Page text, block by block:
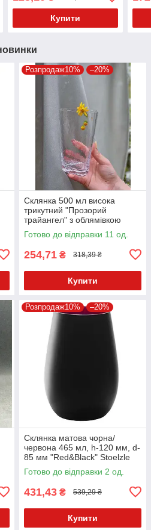
Купити
Розпродаж10% –20%
Склянка 500 мл висока
трикутний "Прозорий
трайангел" з облямівкою
золото/срібло та без TR005
Готово до відправки 11 од.
254,71 ₴ 318,39 ₴
Купити
Розпродаж10% –20%
Склянка матова чорна/
червона 465 мл, h-120 мм, d-
85 мм "Red&Black" Stoelzle
Готово до відправки 2 од.
431,43 ₴ 539,29 ₴
Купити